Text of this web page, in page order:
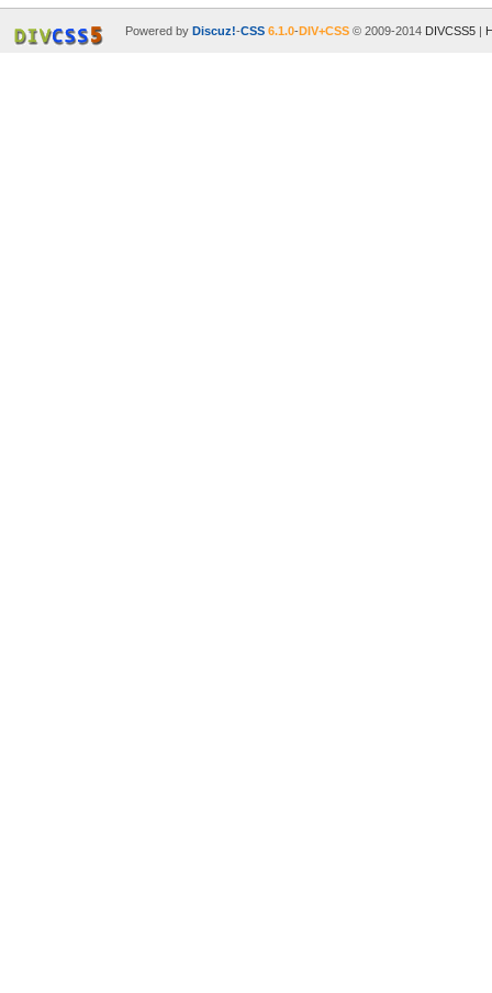
Powered by Discuz!-CSS 6.1.0-DIV+CSS© 2009-2014 DIVCSS5|